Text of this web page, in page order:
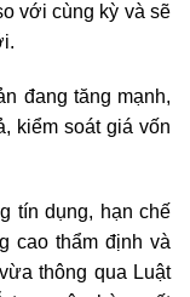
với cùng kỳ và sẽ
đang tăng mạnh,
kiểm soát giá vốn
tín dụng, hạn chế
cao thẩm định và
thông qua Luật